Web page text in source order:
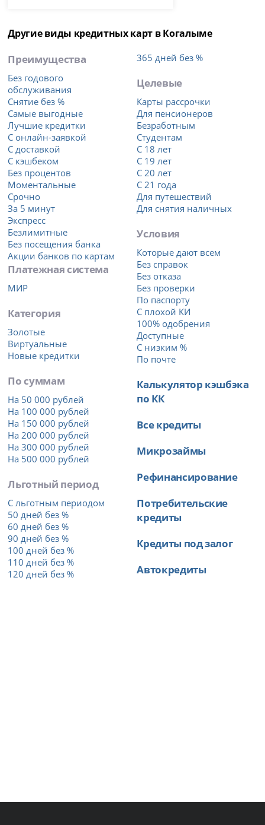
Другие виды кредитных карт в Когалыме
Преимущества
Без годового
обслуживания
Снятие без %
Самые выгодные
Лучшие кредитки
С онлайн-заявкой
С доставкой
С кэшбеком
Без процентов
Моментальные
Срочно
За 5 минут
Экспресс
Безлимитные
Без посещения банка
Акции банков по картам
Платежная система
МИР
Категория
Золотые
Виртуальные
Новые кредитки
По суммам
На 50 000 рублей
На 100 000 рублей
На 150 000 рублей
На 200 000 рублей
На 300 000 рублей
На 500 000 рублей
Льготный период
С льготным периодом
50 дней без %
60 дней без %
90 дней без %
100 дней без %
110 дней без %
120 дней без %
365 дней без %
Целевые
Карты рассрочки
Для пенсионеров
Безработным
Студентам
С 18 лет
С 19 лет
С 20 лет
С 21 года
Для путешествий
Для снятия наличных
Условия
Которые дают всем
Без справок
Без отказа
Без проверки
По паспорту
С плохой КИ
100% одобрения
Доступные
С низким %
По почте
Калькулятор кэшбэка
по КК
Все кредиты
Микрозаймы
Рефинансирование
Потребительские
кредиты
Кредиты под залог
Автокредиты